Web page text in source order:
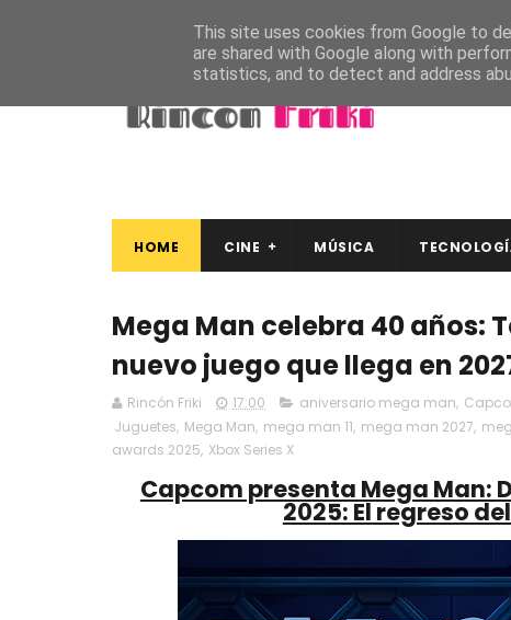
HOME CINE MÚSICA
Mega Man celebra 40 años:
nuevo juego que llega en
Rincón Friki 17:00 aniversario mega man,
Juguetes, Mega Man, mega man 11, mega man 2027,
awards 2025, Xbox Series X
Capcom presenta Mega Man:
2025: El regreso
This site uses cookies from Google to
are shared with Google along with
statistics, and to detect and address